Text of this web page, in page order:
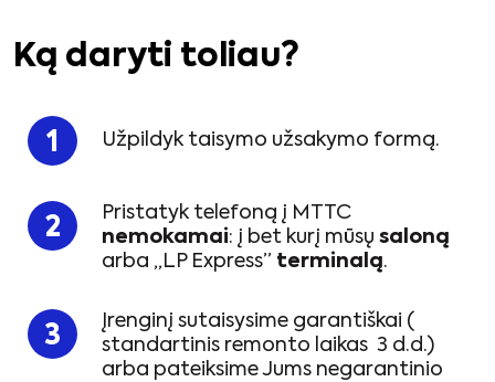
Ką daryti toliau?
Užpildyk taisymo užsakymo formą.
Pristatyk telefoną į MTTC
nemokamai: į bet kurį mūsų saloną
arba „LP Express” terminalą.
Įrenginį sutaisysime garantiškai (
standartinis remonto laikas 3 d.d.)
arba pateiksime Jums negarantinio